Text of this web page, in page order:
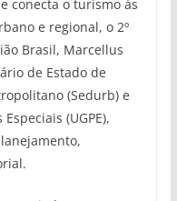
conecta o turismo às
e regional, o 2º
Brasil, Marcellus
de Estado de
(Sedurb) e
(UGPE),